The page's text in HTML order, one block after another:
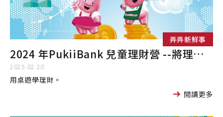
弄弄新鮮事
2024 年PukiiBank 兒童理財營 --將理財知識融入桌遊
2025.02.20
用桌遊學理財。
閱讀更多